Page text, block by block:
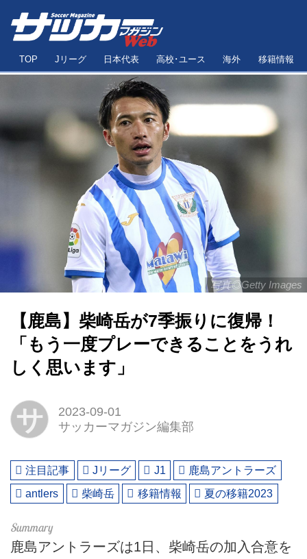
TOP Jリーグ 日本代表 高校･ユース 海外 移籍情報
写真◎Getty Images
【鹿島】柴崎岳が7季振りに復帰！
「もう一度プレーできることをうれ
しく思います」
サ
2023-09-01
サッカーマガジン編集部
注目記事 Jリーグ J1
鹿島アントラーズ
antlers
柴崎岳 移籍情報 夏の移籍2023
鹿島アントラーズは1日、柴崎岳の加入合意を